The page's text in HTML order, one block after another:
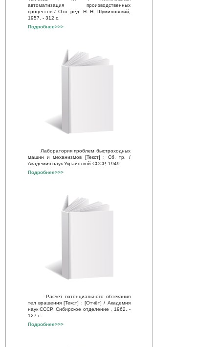
автоматизация производственных
процессов / Отв. ред. Н. Н. Шумиловский,
1957. - 312 с.
Подробнее>>>
Лаборатория проблем быстроходных
машин и механизмов [Текст] : Сб. тр. /
Академия наук Украинской СССР, 1949
Подробнее>>>
Расчёт потенциального обтекания
тел вращения [Текст] : [Отчёт] / Академия
наук СССР, Сибирское отделение , 1962. -
127 с.
Подробнее>>>